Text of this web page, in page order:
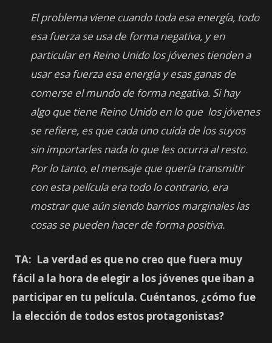
El problema viene cuando toda esa energía, todo
esa fuerza se usa de forma negativa, y en
particular en Reino Unido los jóvenes tienden a
usar esa fuerza esa energía y esas ganas de
comerse el mundo de forma negativa. Si hay
algo que tiene Reino Unido en lo que los jóvenes
se refiere, es que cada uno cuida de los suyos
sin importarles nada lo que les ocurra al resto.
Por lo tanto, el mensaje que quería transmitir
con esta película era todo lo contrario, era
mostrar que aún siendo barrios marginales las
cosas se pueden hacer de forma positiva.
TA: La verdad es que no creo que fuera muy
fácil a la hora de elegir a los jóvenes que iban a
participar en tu película. Cuéntanos, ¿cómo fue
la elección de todos estos protagonistas?